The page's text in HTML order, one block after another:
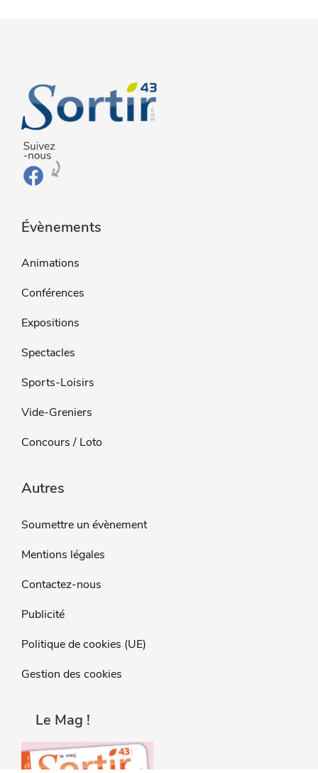
Évènements
Animations
Conférences
Expositions
Spectacles
Sports-Loisirs
Vide-Greniers
Concours / Loto
Autres
Soumettre un évènement
Mentions légales
Contactez-nous
Publicité
Politique de cookies (UE)
Gestion des cookies
Le Mag !